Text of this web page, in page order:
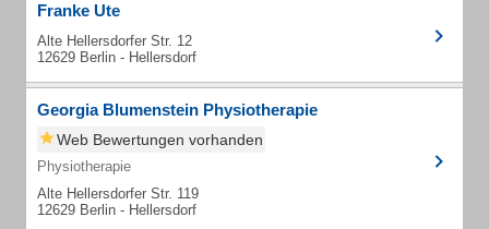
Franke Ute
Alte Hellersdorfer Str. 12
12629 Berlin - Hellersdorf
Georgia Blumenstein Physiotherapie
Web Bewertungen vorhanden
Physiotherapie
Alte Hellersdorfer Str. 119
12629 Berlin - Hellersdorf